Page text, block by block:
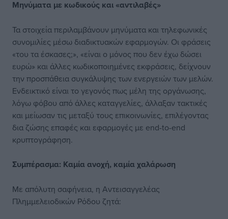
Μηνύματα με κωδικούς και «αντιλαβές»
Τα στοιχεία περιλαμβάνουν μηνύματα και τηλεφωνικές
συνομιλίες μέσω διαδικτυακών εφαρμογών. Οι φράσεις
«του τα έσκασες;», «είναι ο μόνος που δεν έχω δώσει
ευρώ» και άλλες κωδικοποιημένες εκφράσεις, δείχνουν
την προσπάθεια συγκάλυψης των ενεργειών των μελών.
Ενδεικτικό είναι το γεγονός πως μέλη της οργάνωσης,
λόγω φόβου από άλλες καταγγελίες, άλλαξαν τακτικές
και μείωσαν τις μεταξύ τους επικοινωνίες, επιλέγοντας
δια ζώσης επαφές και εφαρμογές με end-to-end
κρυπτογράφηση.
Συμπέρασμα: Καμία ανοχή, καμία χαλάρωση
Με απόλυτη σαφήνεια, η Αντεισαγγελέας
Πλημμελειοδικών Ρόδου ζητά: